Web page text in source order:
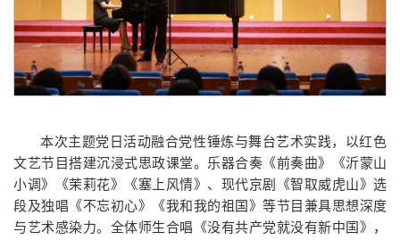
本次主题党日活动融合党性锤炼与舞台艺术实践，以红色
文艺节目搭建沉浸式思政课堂。乐器合奏《前奏曲》《沂蒙山
小调》《茉莉花》《塞上风情》、现代京剧《智取威虎山》选
段及独唱《不忘初心》《我和我的祖国》等节目兼具思想深度
与艺术感染力。全体师生合唱《没有共产党就没有新中国》，